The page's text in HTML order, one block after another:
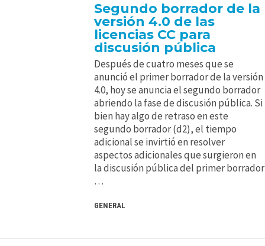
Segundo borrador de la
versión 4.0 de las
licencias CC para
discusión pública
Después de cuatro meses que se
anunció el primer borrador de la versión
4.0, hoy se anuncia el segundo borrador
abriendo la fase de discusión pública. Si
bien hay algo de retraso en este
segundo borrador (d2), el tiempo
adicional se invirtió en resolver
aspectos adicionales que surgieron en
la discusión pública del primer borrador
…
GENERAL